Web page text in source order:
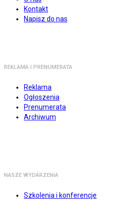
Kontakt
Napisz do nas
REKLAMA I PRENUMERATA
Reklama
Ogłoszenia
Prenumerata
Archiwum
NASZE WYDARZENIA
Szkolenia i konferencje